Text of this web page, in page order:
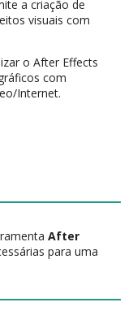
a criação de
visuais com
o After Effects
com
Internet.
After
para uma